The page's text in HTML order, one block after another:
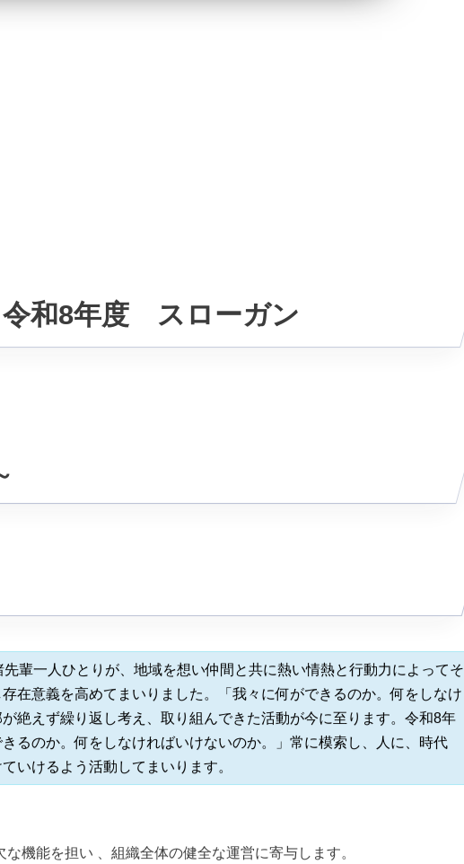
令和8年度 スローガン
輩一人ひとりが、地域を想い仲間と共に熱い情熱と行動力によってそ
在意義を高めてまいりました。「我々に何ができるのか。何をしなけ
絶えず繰り返し考え、取り組んできた活動が今に至ります。令和8年
るのか。何をしなければいけないのか。」常に模索し、人に、時代
いけるよう活動してまいります。
機能を担い 、組織全体の健全な運営に寄与します。